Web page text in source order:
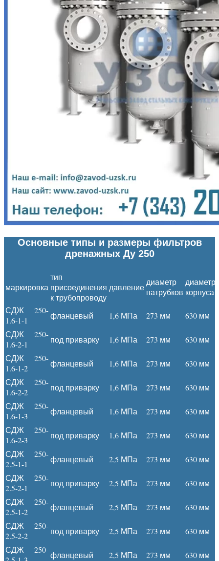
Основные типы и размеры фильтров
дренажных Ду 250
маркировка
тип
присоединения
к трубопроводу
давление
диаметр
патрубков
диаметр
корпуса
СДЖ 250-
1.6-1-1
фланцевый 1,6 МПа 273 мм 630 мм
СДЖ 250-
1.6-2-1
под приварку 1,6 МПа 273 мм 630 мм
СДЖ 250-
1.6-1-2
фланцевый 1,6 МПа 273 мм 630 мм
СДЖ 250-
1.6-2-2
под приварку 1,6 МПа 273 мм 630 мм
СДЖ 250-
1.6-1-3
фланцевый 1,6 МПа 273 мм 630 мм
СДЖ 250-
1.6-2-3
под приварку 1,6 МПа 273 мм 630 мм
СДЖ 250-
2.5-1-1
фланцевый 2,5 МПа 273 мм 630 мм
СДЖ 250-
2.5-2-1
под приварку 2,5 МПа 273 мм 630 мм
СДЖ 250-
2.5-1-2
фланцевый 2,5 МПа 273 мм 630 мм
СДЖ 250-
2.5-2-2
под приварку 2,5 МПа 273 мм 630 мм
СДЖ 250-
фланцевый 2,5 МПа 273 мм 630 мм